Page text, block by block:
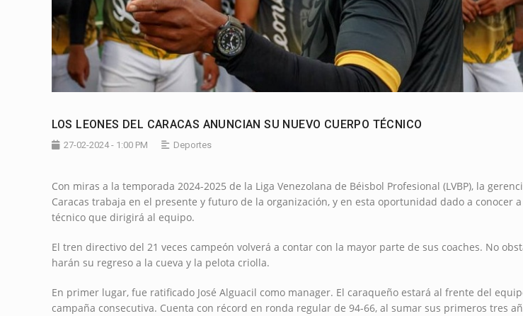
LOS LEONES DEL CARACAS ANUNCIAN SU NUEVO CUERPO TÉCNICO
27-02-2024 - 1:00 PM Deportes
Con miras a la temporada 2024-2025 de la Liga Venezolana de Béisbol Profesional (LVBP), la
Caracas trabaja en el presente y futuro de la organización, y en esta oportunidad dado a conocer
técnico que dirigirá al equipo.
El tren directivo del 21 veces campeón volverá a contar con la mayor parte de sus coaches. No
harán su regreso a la cueva y la pelota criolla.
En primer lugar, fue ratificado José Alguacil como manager. El caraqueño estará al frente del
campaña consecutiva. Cuenta con récord en ronda regular de 94-66, al sumar sus primeros tres